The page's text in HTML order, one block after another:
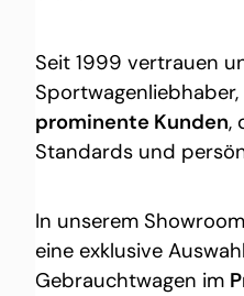
Seit 1999 vertrauen
prominente Kunden,
Standards und
In unserem
eine exklusive
Gebrauchtwagen im